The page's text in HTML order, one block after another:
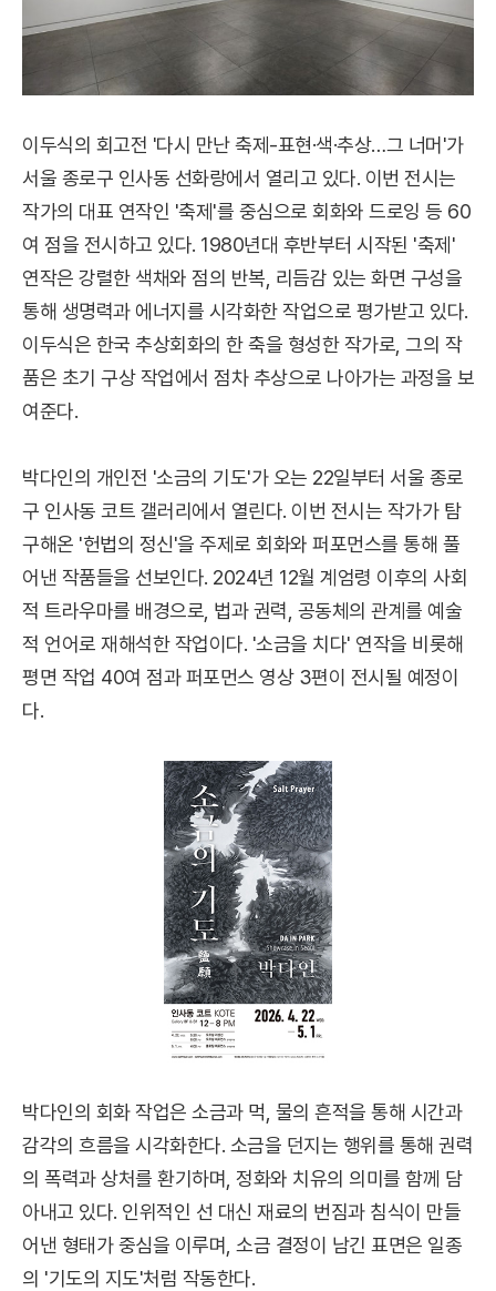
이두식의 회고전 '다시 만난 축제-표현·색·추상…그 너머'가
서울 종로구 인사동 선화랑에서 열리고 있다. 이번 전시는
작가의 대표 연작인 '축제'를 중심으로 회화와 드로잉 등 60
여 점을 전시하고 있다. 1980년대 후반부터 시작된 '축제'
연작은 강렬한 색채와 점의 반복, 리듬감 있는 화면 구성을
통해 생명력과 에너지를 시각화한 작업으로 평가받고 있다.
이두식은 한국 추상회화의 한 축을 형성한 작가로, 그의 작
품은 초기 구상 작업에서 점차 추상으로 나아가는 과정을 보
여준다.
박다인의 개인전 '소금의 기도'가 오는 22일부터 서울 종로
구 인사동 코트 갤러리에서 열린다. 이번 전시는 작가가 탐
구해온 '헌법의 정신'을 주제로 회화와 퍼포먼스를 통해 풀
어낸 작품들을 선보인다. 2024년 12월 계엄령 이후의 사회
적 트라우마를 배경으로, 법과 권력, 공동체의 관계를 예술
적 언어로 재해석한 작업이다. '소금을 치다' 연작을 비롯해
평면 작업 40여 점과 퍼포먼스 영상 3편이 전시될 예정이
다.
박다인의 회화 작업은 소금과 먹, 물의 흔적을 통해 시간과
감각의 흐름을 시각화한다. 소금을 던지는 행위를 통해 권력
의 폭력과 상처를 환기하며, 정화와 치유의 의미를 함께 담
아내고 있다. 인위적인 선 대신 재료의 번짐과 침식이 만들
어낸 형태가 중심을 이루며, 소금 결정이 남긴 표면은 일종
의 '기도의 지도'처럼 작동한다.